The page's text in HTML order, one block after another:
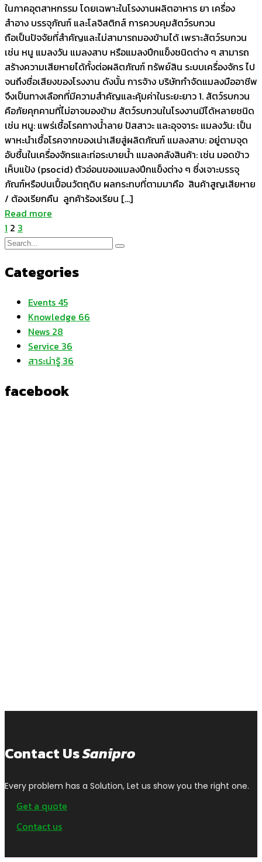
ในภาคอุตสาหกรรม โดยเฉพาะในโรงงานผลิตอาหาร ยา เครื่อง
สำอาง บรรจุภัณฑ์ และโลจิสติกส์ การควบคุมสัตว์รบกวน
ถือเป็นปัจจัยที่สำคัญและไม่สามารถมองข้ามได้ เพราะสัตว์รบกวน
เช่น หนู แมลงวัน แมลงสาบ หรือแมลงปีกแข็งชนิดต่าง ๆ สามารถ
สร้างความเสียหายได้ทั้งต่อผลิตภัณฑ์ ทรัพย์สิน ระบบเครื่องจักร ไป
จนถึงชื่อเสียงของโรงงาน ดังนั้น การจ้าง บริษัทกำจัดแมลงมืออาชีพ
จึงเป็นทางเลือกที่มีความสำคัญและคุ้มค่าในระยะยาว 1. สัตว์รบกวน
คือภัยคุกคามที่ไม่อาจมองข้าม สัตว์รบกวนในโรงงานมีได้หลายชนิด
เช่น หนู: แพร่เชื้อโรคทางน้ำลาย ปัสสาวะ และอุจจาระ แมลงวัน: เป็น
พาหะนำเชื้อโรคจากของเน่าเสียสู่ผลิตภัณฑ์ แมลงสาบ: อยู่ตามจุด
อับชื้นในเครื่องจักรและท่อระบายน้ำ แมลงคลังสินค้า: เช่น มอดข้าว
เห็บแป้ง (psocid) ตัวอ่อนของแมลงปีกแข็งต่าง ๆ ซึ่งเจาะบรรจุ
ภัณฑ์หรือปนเปื้อนวัตถุดิบ ผลกระทบที่ตามมาคือ สินค้าสูญเสียหาย
/ ต้องเรียกคืน ลูกค้าร้องเรียน […]
Read more
1 2 3
Categories
Events 45
Knowledge 66
News 28
Service 36
สาระน่ารู้ 36
facebook
Contact UsSanipro
Every problem has a Solution, Let us show you the right one.
Get a quote
Contact us